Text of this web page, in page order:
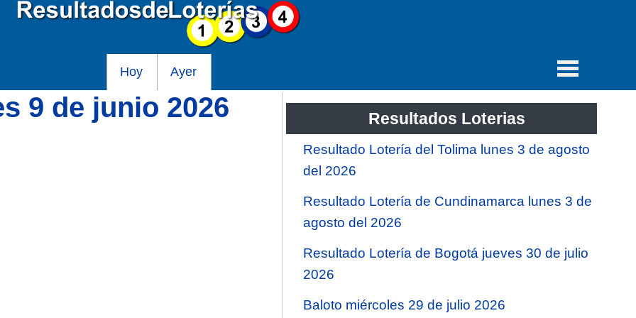
Hoy Ayer
9 de junio 2026 Resultados Loterias
Resultado Lotería del Tolima lunes 3 de agosto
del 2026
Resultado Lotería de Cundinamarca lunes 3 de
agosto del 2026
Resultado Lotería de Bogotá jueves 30 de julio
2026
Baloto miércoles 29 de julio 2026